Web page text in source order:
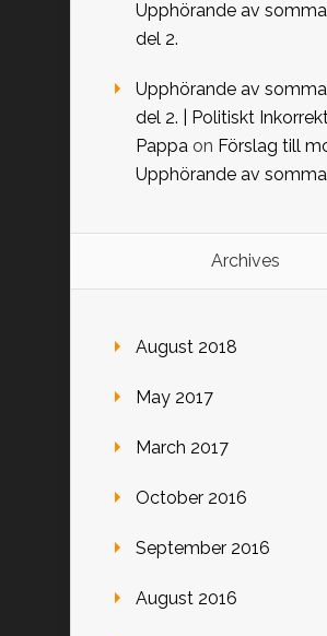
Upphörande av
del 2.
Upphörande av
del 2. | Politiskt
Pappa on Förslag till
Upphörande av
Archives
August 2018
May 2017
March 2017
October 2016
September 2016
August 2016